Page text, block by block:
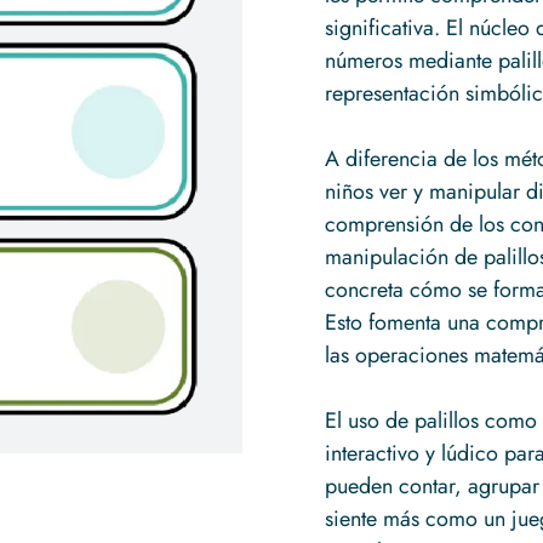
significativa. El núcleo
números mediante
representación
A diferencia de los
niños ver y manipular
comprensión de los
manipulación de
concreta cómo se
Esto fomenta una
las operaciones
El uso de palillos
interactivo y lúdico
pueden contar,
siente más como un